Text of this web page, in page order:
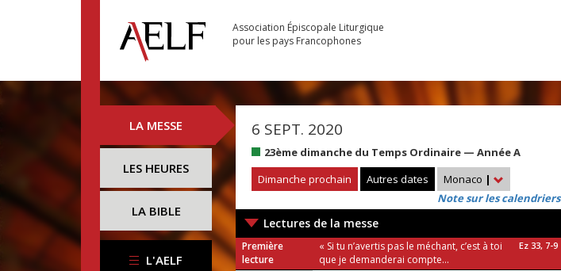
Association Épiscopale Liturgique
pour les pays Francophones
LA MESSE
LES HEURES
LA BIBLE
L'AELF
6 SEPT. 2020
23ème dimanche du Temps Ordinaire — Année A
Dimanche prochain
Autres dates Monaco |
Note sur les calendriers
Lectures de la messe
Première
lecture
« Si tu n’avertis pas le méchant, c’est à toi
que je demanderai compte...
Ez 33, 7-9